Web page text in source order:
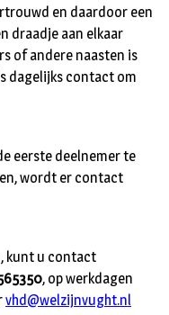
en daardoor een
draadje aan elkaar
of andere naasten is
dagelijks contact om
eerste deelnemer te
wordt er contact
kunt u contact
, op werkdagen
vhd@welzijnvught.nl